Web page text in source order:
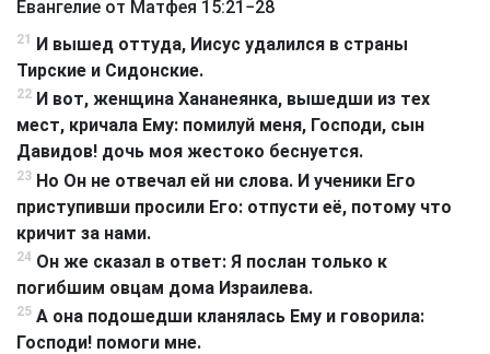
Евангелие от Матфея 15:21−28
21 И вышед оттуда, Иисус удалился в страны
Тирские и Сидонские.
22 И вот, женщина Хананеянка, вышедши из тех
мест, кричала Ему: помилуй меня, Господи, сын
Давидов! дочь моя жестоко беснуется.
23 Но Он не отвечал ей ни слова. И ученики Его
приступивши просили Его: отпусти её, потому что
кричит за нами.
24 Он же сказал в ответ: Я послан только к
погибшим овцам дома Израилева.
25 А она подошедши кланялась Ему и говорила:
Господи! помоги мне.